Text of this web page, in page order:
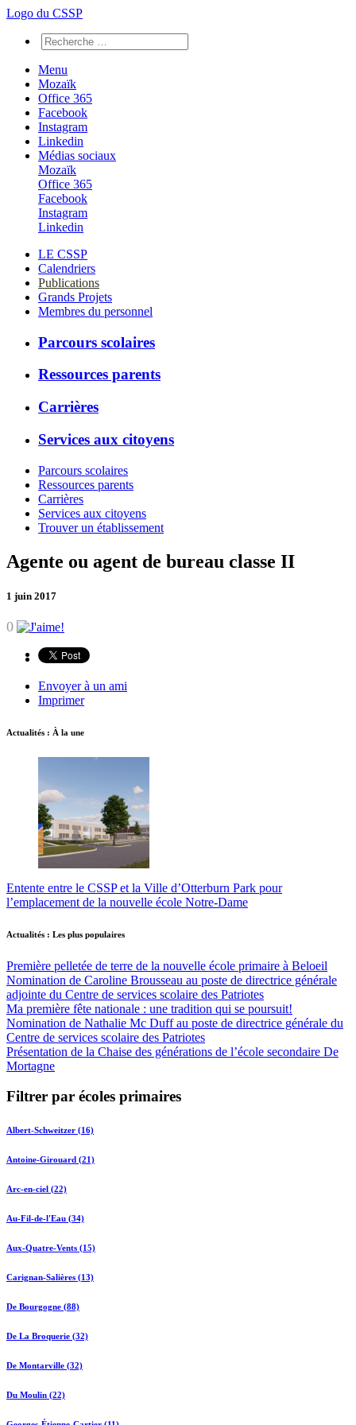
Logo du CSSP
Menu
Mozaïk
Office 365
Facebook
Instagram
Linkedin
Médias sociaux
Mozaïk
Office 365
Facebook
Instagram
Linkedin
LE CSSP
Calendriers
Publications
Grands Projets
Membres du personnel
Parcours scolaires
Ressources parents
Carrières
Services aux citoyens
Parcours scolaires
Ressources parents
Carrières
Services aux citoyens
Trouver un établissement
Agente ou agent de bureau classe II
1 juin 2017
0
Envoyer à un ami
Imprimer
Actualités : À la une
Entente entre le CSSP et la Ville d’Otterburn Park pour
l’emplacement de la nouvelle école Notre-Dame
Actualités : Les plus populaires
Première pelletée de terre de la nouvelle école primaire à Beloeil
Nomination de Caroline Brousseau au poste de directrice générale
adjointe du Centre de services scolaire des Patriotes
Ma première fête nationale : une tradition qui se poursuit!
Nomination de Nathalie Mc Duff au poste de directrice générale du
Centre de services scolaire des Patriotes
Présentation de la Chaise des générations de l’école secondaire De
Mortagne
Filtrer par écoles primaires
Albert-Schweitzer (16)
Antoine-Girouard (21)
Arc-en-ciel (22)
Au-Fil-de-l'Eau (34)
Aux-Quatre-Vents (15)
Carignan-Salières (13)
De Bourgogne (88)
De La Broquerie (32)
De Montarville (32)
Du Moulin (22)